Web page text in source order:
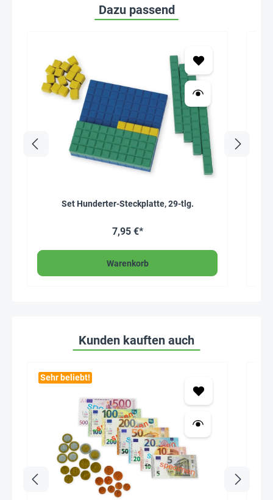
Dazu passend
Set Hunderter-Steckplatte, 29-tlg.
7,95 €*
Warenkorb
Kunden kauften auch
Sehr beliebt!